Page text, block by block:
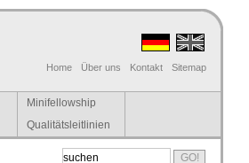
Home Über uns Kontakt Sitemap
Minifellowship
Qualitätsleitlinien